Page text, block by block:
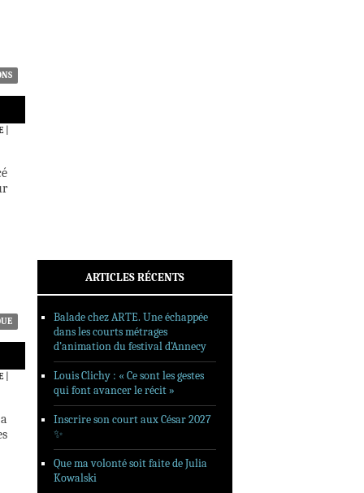
|
|
ARTICLES RÉCENTS
Balade chez ARTE. Une échappée
dans les courts métrages
d’animation du festival d’Annecy
Louis Clichy : « Ce sont les gestes
qui font avancer le récit »
Inscrire son court aux César 2027
✨
Que ma volonté soit faite de Julia
Kowalski